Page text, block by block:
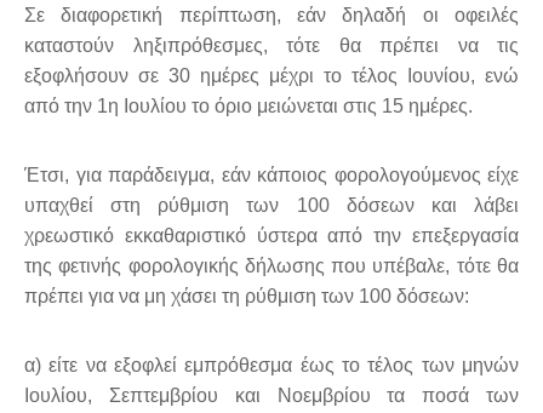
Σε διαφορετική περίπτωση, εάν δηλαδή οι οφειλές
καταστούν ληξιπρόθεσμες, τότε θα πρέπει να τις
εξοφλήσουν σε 30 ημέρες μέχρι το τέλος Ιουνίου, ενώ
από την 1η Ιουλίου το όριο μειώνεται στις 15 ημέρες.
Έτσι, για παράδειγμα, εάν κάποιος φορολογούμενος είχε
υπαχθεί στη ρύθμιση των 100 δόσεων και λάβει
χρεωστικό εκκαθαριστικό ύστερα από την επεξεργασία
της φετινής φορολογικής δήλωσης που υπέβαλε, τότε θα
πρέπει για να μη χάσει τη ρύθμιση των 100 δόσεων:
α) είτε να εξοφλεί εμπρόθεσμα έως το τέλος των μηνών
Ιουλίου, Σεπτεμβρίου και Νοεμβρίου τα ποσά των